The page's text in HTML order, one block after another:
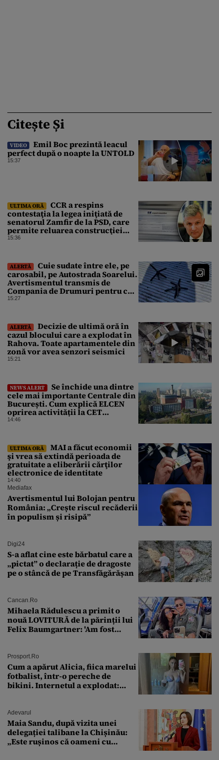
Citește Și
VIDEO
Emil Boc prezintă leacul
perfect după o noapte la UNTOLD
15:37
ULTIMA ORĂ
CCR a respins
contestaţia la legea iniţiată de
senatorul Zamfir de la PSD, care
permite reluarea construcţiei
hidrocentralelor din zonele
15:36
ALERTĂ
Cuie sudate între ele, pe
carosabil, pe Autostrada Soarelui.
Avertismentul transmis de
Compania de Drumuri pentru cei
care tranzitează A2
15:27
ALERTĂ
Decizie de ultimă oră în
cazul blocului care a explodat în
Rahova. Toate apartamentele din
zonă vor avea senzori seismici
15:21
NEWS ALERT
Se închide una dintre
cele mai importante Centrale din
București. Cum explică ELCEN
oprirea activității la CET
Grozăvești
14:46
ULTIMA ORĂ
MAI a făcut economii
şi vrea să extindă perioada de
gratuitate a eliberării cărţilor
electronice de identitate
14:40
Mediafax
Avertismentul lui Bolojan pentru
România: „Crește riscul recăderii
în populism și risipă”
Digi24
S-a aflat cine este bărbatul care a
„pictat” o declarație de dragoste
pe o stâncă de pe Transfăgărășan
Cancan.ro
Mihaela Rădulescu a primit o
nouă LOVITURĂ de la părinții lui
Felix Baumgartner: 'Am fost
Prosport.ro
Cum a apărut Alicia, fiica marelui
fotbalist, într-o pereche de
bikini. Internetul a explodat:
Adevarul
Maia Sandu, după vizita unei
delegației talibane la Chișinău:
„Este rușinos că oameni cu